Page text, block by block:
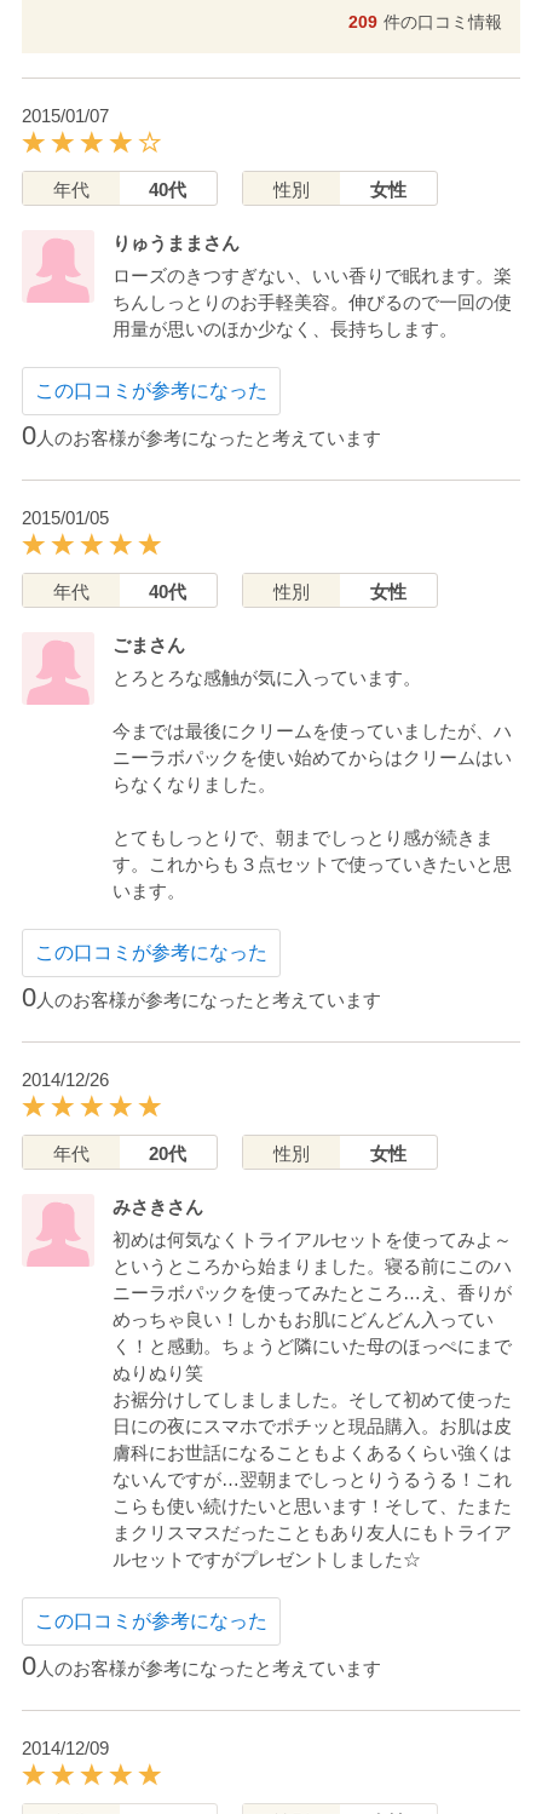
209 件の口コミ情報
2015/01/07
年代 40代 性別 女性
りゅうままさん
ローズのきつすぎない、いい香りで眠れます。楽
ちんしっとりのお手軽美容。伸びるので一回の使
用量が思いのほか少なく、長持ちします。
この口コミが参考になった
0人のお客様が参考になったと考えています
2015/01/05
年代 40代 性別 女性
ごまさん
とろとろな感触が気に入っています。
今までは最後にクリームを使っていましたが、ハ
ニーラボパックを使い始めてからはクリームはい
らなくなりました。
とてもしっとりで、朝までしっとり感が続きま
す。これからも３点セットで使っていきたいと思
います。
この口コミが参考になった
0人のお客様が参考になったと考えています
2014/12/26
年代 20代 性別 女性
みさきさん
初めは何気なくトライアルセットを使ってみよ～
というところから始まりました。寝る前にこのハ
ニーラボパックを使ってみたところ…え、香りが
めっちゃ良い！しかもお肌にどんどん入ってい
く！と感動。ちょうど隣にいた母のほっぺにまで
ぬりぬり笑
お裾分けしてしましました。そして初めて使った
日にの夜にスマホでポチッと現品購入。お肌は皮
膚科にお世話になることもよくあるくらい強くは
ないんですが…翌朝までしっとりうるうる！これ
こらも使い続けたいと思います！そして、たまた
まクリスマスだったこともあり友人にもトライア
ルセットですがプレゼントしました☆
この口コミが参考になった
0人のお客様が参考になったと考えています
2014/12/09